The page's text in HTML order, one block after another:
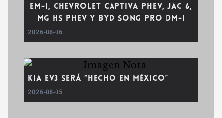
EM-i, Chevrolet Captiva PHEV, JAC 6,
MG HS PHEV y BYD Song Pro DM-i
2026-08-06
Kia EV3 será “Hecho en México”
2026-08-05